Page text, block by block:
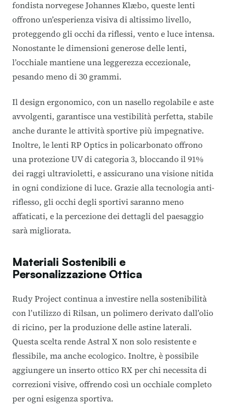
fondista norvegese Johannes Klæbo, queste lenti
offrono un’esperienza visiva di altissimo livello,
proteggendo gli occhi da riflessi, vento e luce intensa.
Nonostante le dimensioni generose delle lenti,
l’occhiale mantiene una leggerezza eccezionale,
pesando meno di 30 grammi.
Il design ergonomico, con un nasello regolabile e aste
avvolgenti, garantisce una vestibilità perfetta, stabile
anche durante le attività sportive più impegnative.
Inoltre, le lenti RP Optics in policarbonato offrono
una protezione UV di categoria 3, bloccando il 91%
dei raggi ultravioletti, e assicurano una visione nitida
in ogni condizione di luce. Grazie alla tecnologia anti-
riflesso, gli occhi degli sportivi saranno meno
affaticati, e la percezione dei dettagli del paesaggio
sarà migliorata.
Materiali Sostenibili e
Personalizzazione Ottica
Rudy Project continua a investire nella sostenibilità
con l’utilizzo di Rilsan, un polimero derivato dall’olio
di ricino, per la produzione delle astine laterali.
Questa scelta rende Astral X non solo resistente e
flessibile, ma anche ecologico. Inoltre, è possibile
aggiungere un inserto ottico RX per chi necessita di
correzioni visive, offrendo così un occhiale completo
per ogni esigenza sportiva.